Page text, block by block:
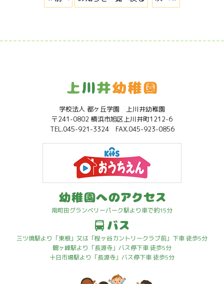
学校法人 都ヶ丘学園 上川井幼稚園
〒241-0802 横浜市旭区上川井町1212-6
TEL.045-921-3324 FAX.045-923-0856
南町田グランベリーパーク駅より車で約15分
三ツ境駅より「東根」又は「程ヶ谷カントリークラブ前」下車 徒歩5分
鶴ヶ峰駅より「長源寺」バス停下車 徒歩5分
十日市場駅より「長源寺」バス停下車 徒歩5分